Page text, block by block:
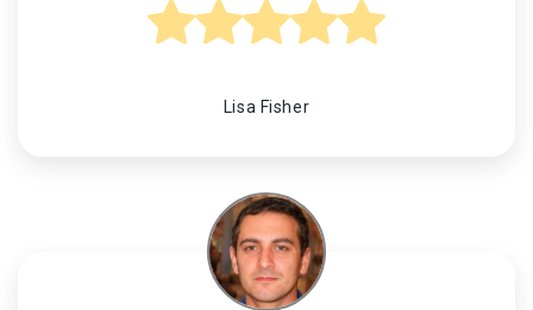
Lisa Fisher